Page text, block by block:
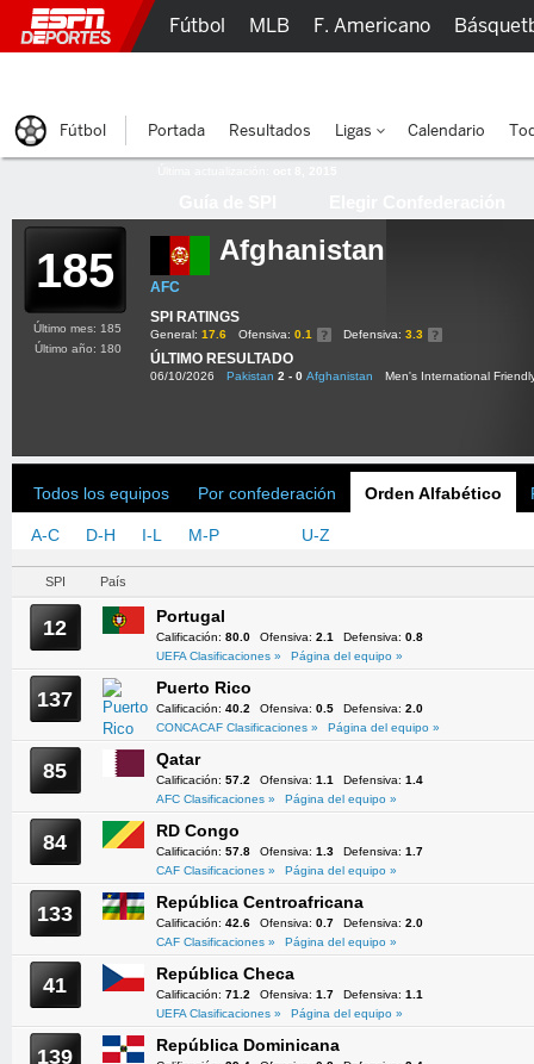
185 Afghanistan
AFC
SPI RATINGS
General: 17.6 Ofensiva: 0.1 Defensiva: 3.3
ÚLTIMO RESULTADO
06/10/2026 Pakistan 2 - 0 Afghanistan Men's International
Último mes: 185
Último año: 180
Todos los equipos Por confederación Orden Alfabético
A-C D-H I-L M-P U-Z
SPI País
12 Portugal
Calificación: 80.0 Ofensiva: 2.1 Defensiva: 0.8
UEFA Clasificaciones »
Página del equipo »
137 Puerto Rico
Calificación: 40.2 Ofensiva: 0.5 Defensiva: 2.0
CONCACAF Clasificaciones »
Página del equipo »
85 Qatar
Calificación: 57.2 Ofensiva: 1.1 Defensiva: 1.4
AFC Clasificaciones »
Página del equipo »
84 RD Congo
Calificación: 57.8 Ofensiva: 1.3 Defensiva: 1.7
CAF Clasificaciones »
Página del equipo »
133 República Centroafricana
Calificación: 42.6 Ofensiva: 0.7 Defensiva: 2.0
CAF Clasificaciones »
Página del equipo »
41 República Checa
Calificación: 71.2 Ofensiva: 1.7 Defensiva: 1.1
UEFA Clasificaciones »
Página del equipo »
139 República Dominicana
Fútbol MLB F. Americano
Fútbol Portada Resultados Ligas Calendario